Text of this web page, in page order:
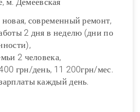
современный ремонт,
2 дня в неделю (дни по
2 человека,
грн/день, 11 200грн/мес.
каждый день.